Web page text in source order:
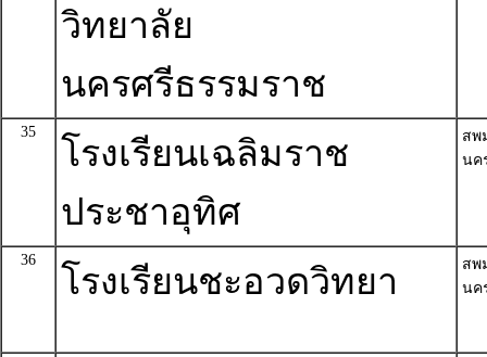
วิทยาลัย
นครศรีธรรมราช
35
โรงเรียนเฉลิมราช
ประชาอุทิศ
สพ
นค
36
โรงเรียนชะอวดวิทยา
สพ
นค